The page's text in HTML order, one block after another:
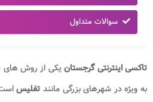
سوالات متداول
تاکسی اینترنتی گرجستانیکی از روش های
به ویژه در شهرهای بزرگی مانند تفلیس